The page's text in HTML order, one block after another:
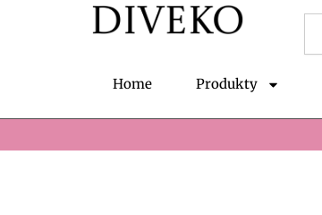
Home Produkty